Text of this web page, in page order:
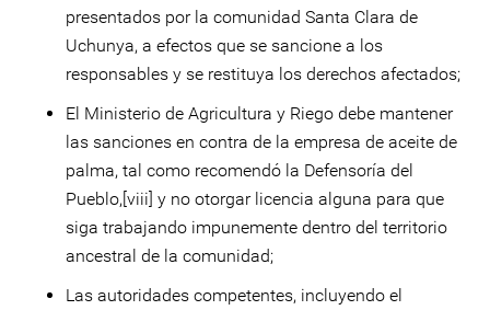
presentados por la comunidad Santa Clara de
Uchunya, a efectos que se sancione a los
responsables y se restituya los derechos afectados;
El Ministerio de Agricultura y Riego debe mantener
las sanciones en contra de la empresa de aceite de
palma, tal como recomendó la Defensoría del
Pueblo,[viii] y no otorgar licencia alguna para que
siga trabajando impunemente dentro del territorio
ancestral de la comunidad;
Las autoridades competentes, incluyendo el